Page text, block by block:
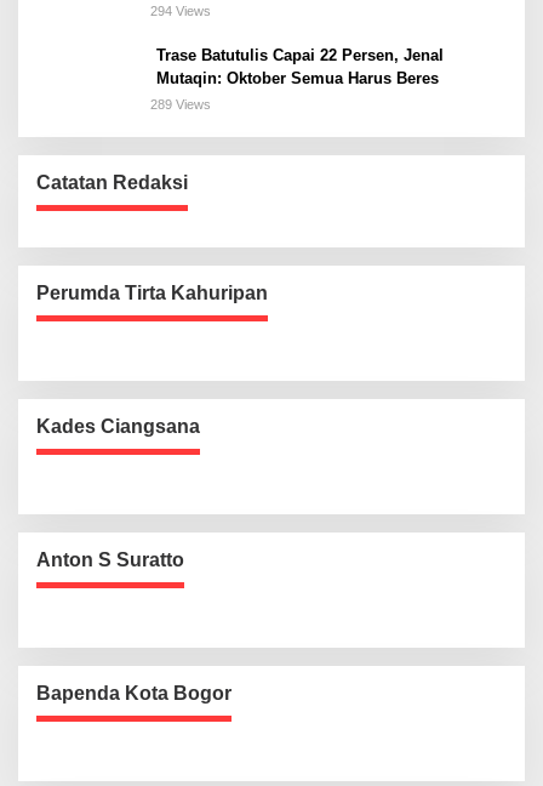
294 Views
Trase Batutulis Capai 22 Persen, Jenal
Mutaqin: Oktober Semua Harus Beres
289 Views
Catatan Redaksi
Perumda Tirta Kahuripan
Kades Ciangsana
Anton S Suratto
Bapenda Kota Bogor